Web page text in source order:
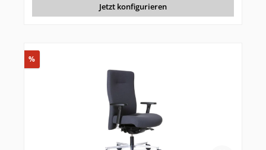
Jetzt konfigurieren
%Rabatt